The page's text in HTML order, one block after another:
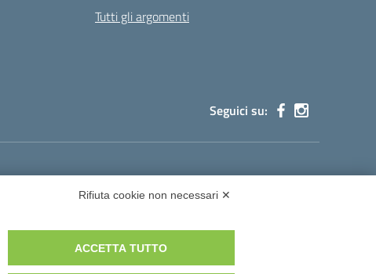
Tutti gli argomenti
Seguici su:
Rifiuta cookie non necessari ✕
ACCETTA TUTTO